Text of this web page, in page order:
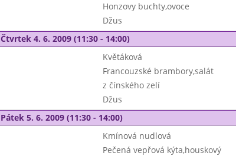
Honzovy buchty,ovoce
Džus
Čtvrtek 4. 6. 2009 (11:30 - 14:00)
Květáková
Francouzské brambory,salát
z čínského zelí
Džus
Pátek 5. 6. 2009 (11:30 - 14:00)
Kmínová nudlová
Pečená vepřová kýta,houskový